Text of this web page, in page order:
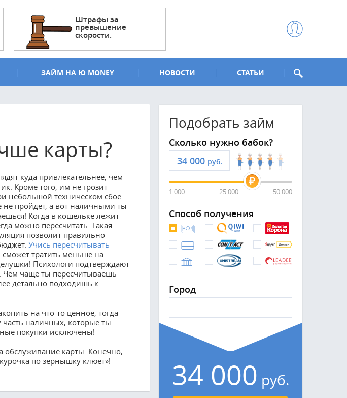
Штрафы за
превышение
скорости.
ЗАЙМ НА Ю MONEY НОВОСТИ СТАТЬИ
карты?
куда привлекательнее, чем
Кроме того, им не грозит
небольшой техническом сбое
не пройдет, а вот наличными ты
Когда в кошельке лежит
можно пересчитать. Такая
позволит правильно
Учись пересчитывать
сможет тратить меньше на
Психологи подтверждают
Чем чаще ты пересчитываешь
детально подходишь к
на что-то ценное, тогда
часть наличных, которые ты
покупки исключены!
обслуживание карты. Конечно,
по зернышку клюет»!
Подобрать займ
Сколько нужно бабок?
руб.
1 000 25 000 50 000
Способ получения
Город
34 000 руб.